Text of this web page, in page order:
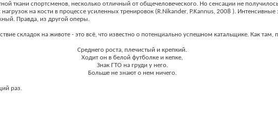
ткани спортсменов, несколько отличный от общечеловеческого. Но сенсации не
на кости в процессе усиленных тренировок (R.Nikander, P.Kannus, 2008 ).
Правда, из другой оперы.
складок на животе - это всё, что известно о потенциально успешном катальщике. Как там,
Среднего роста, плечистый и крепкий.
Ходит он в белой футболке и кепке,
Знак ГТО на груди у него.
Больше не знают о нем ничего.
раз.